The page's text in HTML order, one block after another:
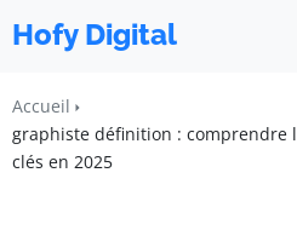
Hofy Digital
Accueil
graphiste définition : comprendre
clés en 2025